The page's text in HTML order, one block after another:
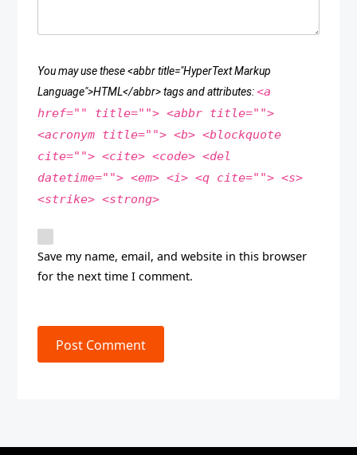
You may use these <abbr title="HyperText Markup
Language">HTML</abbr> tags and attributes:<a
href="" title=""> <abbr title="">
<acronym title=""> <b> <blockquote
cite=""> <cite> <code> <del
datetime=""> <em> <i> <q cite=""> <s>
<strike> <strong>
Save my name, email, and website in this browser
for the next time I comment.
Post Comment